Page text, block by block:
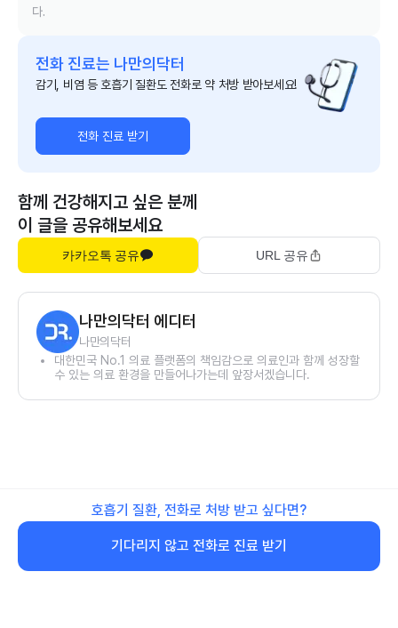
다.
전화 진료는 나만의닥터
감기, 비염 등 호흡기 질환도 전화로 약 처방 받아보세요!
전화 진료 받기
함께 건강해지고 싶은 분께
이 글을 공유해보세요
카카오톡 공유 URL 공유
나만의닥터 에디터
나만의닥터
대한민국 No.1 의료 플랫폼의 책임감으로 의료인과 함께 성장할
수 있는 의료 환경을 만들어나가는데 앞장서겠습니다.
호흡기 질환, 전화로 처방 받고 싶다면?
기다리지 않고 전화로 진료 받기